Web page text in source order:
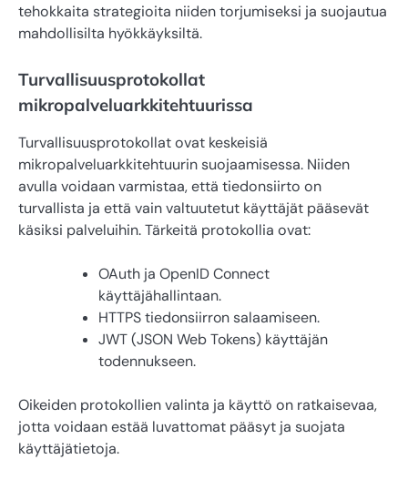
tehokkaita strategioita niiden torjumiseksi ja suojautua
mahdollisilta hyökkäyksiltä.
Turvallisuusprotokollat
mikropalveluarkkitehtuurissa
Turvallisuusprotokollat ovat keskeisiä
mikropalveluarkkitehtuurin suojaamisessa. Niiden
avulla voidaan varmistaa, että tiedonsiirto on
turvallista ja että vain valtuutetut käyttäjät pääsevät
käsiksi palveluihin. Tärkeitä protokollia ovat:
OAuth ja OpenID Connect
käyttäjähallintaan.
HTTPS tiedonsiirron salaamiseen.
JWT (JSON Web Tokens) käyttäjän
todennukseen.
Oikeiden protokollien valinta ja käyttö on ratkaisevaa,
jotta voidaan estää luvattomat pääsyt ja suojata
käyttäjätietoja.